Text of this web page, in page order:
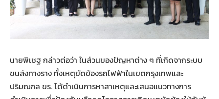
นายพิเชฐ กล่าวต่อว่า ในส่วนของปัญหาต่าง ๆ ที่เกิดจากระบบ
ขนส่งทางราง ทั้งเหตุขัดข้องรถไฟฟ้าในเขตกรุงเทพและ
ปริมณฑล ขร. ได้ดำเนินการหาสาเหตุและเสนอแนวทางการ